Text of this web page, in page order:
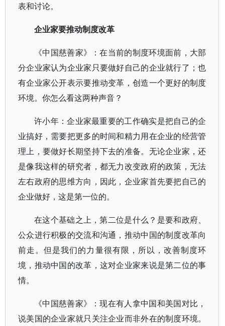
表和讨论。
企业家要推动制度改革
《中国慈善家》：在当前的制度环境面前，大部
分企业家认为企业家只要做好自己的企业就行了；也
有企业家公开表示要推动变革，创造一个更好的制度
环境。你怎么看这两种声音？
许小年：企业家最重要的工作确实是把自己的企
业搞好，需要把更多的时间和精力用在企业的经营管
理上，要做好长期坚持下去的准备。无论企业家，还
是像我这样的研究者，都无力改变政府的政策，无法
左右政府的思维方向，因此，企业家首先要把自己的
企业做好，这是第一位的。
在这个基础之上，第二位是什么？是要和政府、
公众进行积极的交流和沟通，推动中国的制度改革向
前走。但是我们的力量很有限，所以，改善制度环
境，推动中国的改革，这对企业家来说是第二位的事
情。
《中国慈善家》：现在有人拿中国和美国对比，
说美国的企业家就只关注企业而非外在的制度环境。